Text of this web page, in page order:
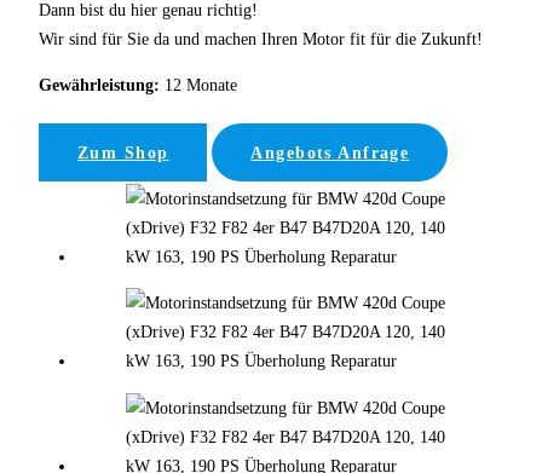
Dann bist du hier genau richtig!
Wir sind für Sie da und machen Ihren Motor fit für die Zukunft!
Gewährleistung: 12 Monate
Zum Shop Angebots Anfrage